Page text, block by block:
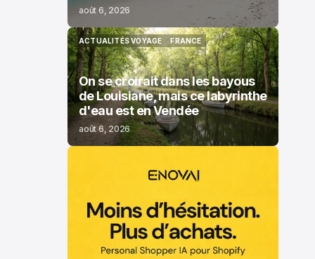
août 6, 2026
ACTUALITÉS VOYAGE
ACTUALITÉS VOYAGE
FRANCE
FRANCE
On se croirait dans les bayous
de Louisiane, mais ce labyrinthe
d'eau est en Vendée
août 6, 2026